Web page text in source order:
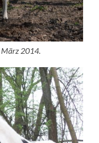
März 2014.